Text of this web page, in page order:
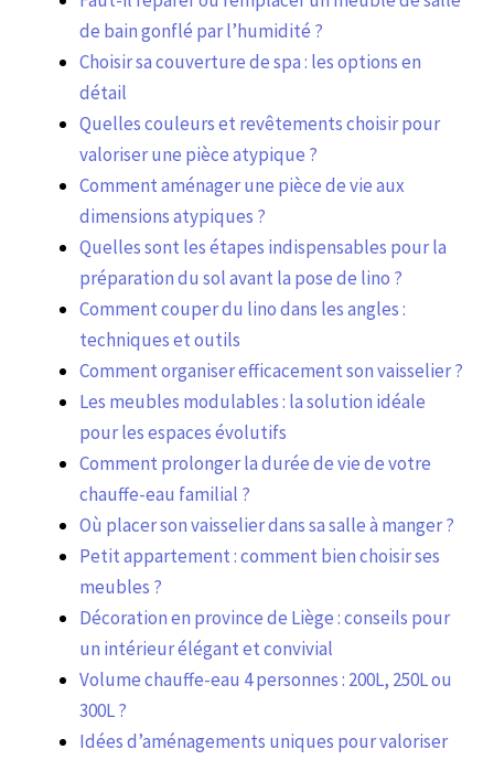
de bain gonflé par l’humidité ?
Choisir sa couverture de spa : les options en
détail
Quelles couleurs et revêtements choisir pour
valoriser une pièce atypique ?
Comment aménager une pièce de vie aux
dimensions atypiques ?
Quelles sont les étapes indispensables pour la
préparation du sol avant la pose de lino ?
Comment couper du lino dans les angles :
techniques et outils
Comment organiser efficacement son vaisselier ?
Les meubles modulables : la solution idéale
pour les espaces évolutifs
Comment prolonger la durée de vie de votre
chauffe-eau familial ?
Où placer son vaisselier dans sa salle à manger ?
Petit appartement : comment bien choisir ses
meubles ?
Décoration en province de Liège : conseils pour
un intérieur élégant et convivial
Volume chauffe-eau 4 personnes : 200L, 250L ou
300L ?
Idées d’aménagements uniques pour valoriser